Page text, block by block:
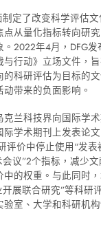
定了改变科学评估文
从量化指标转向研
2022年4月，DFG
行动》立场文件，
科研评估为目标的
带来的负面影响。
兰科技界向国际学
学术期刊上发表论
评价中停止使用“发
议”2个指标，减少
的权重。与此同时
展联合研究”等科研
室、大学和科研机